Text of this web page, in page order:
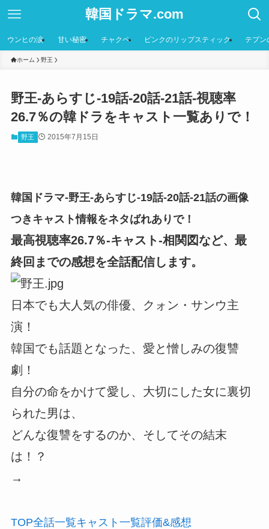
韓国ドラマ.com
ウンヒの涙 甘い秘密 チャクペ ピンクのリップスティック テプン
ホーム 野王
野王-あらすじ-19話-20話-21話-視聴率
26.7％の韓ドラをキャスト一覧ありで！
野王 2015年7月15日
韓国ドラマ-野王-あらすじ-19話-20話-21話の画像
つきキャスト情報をネタばれありで！
最高視聴率26.7％-キャスト-相関図など、最
終回までの感想を全話配信します。
日本でも大人気の俳優、クォン・サンウ主
演！
韓国でも話題となった、愛と憎しみの復讐
劇！
自分の命をかけて愛し、大切にした女に裏切
られた男は、
どんな復讐をするのか、そしてその結末
は！？
→
TOP全話一覧キャスト 一覧評価&感想